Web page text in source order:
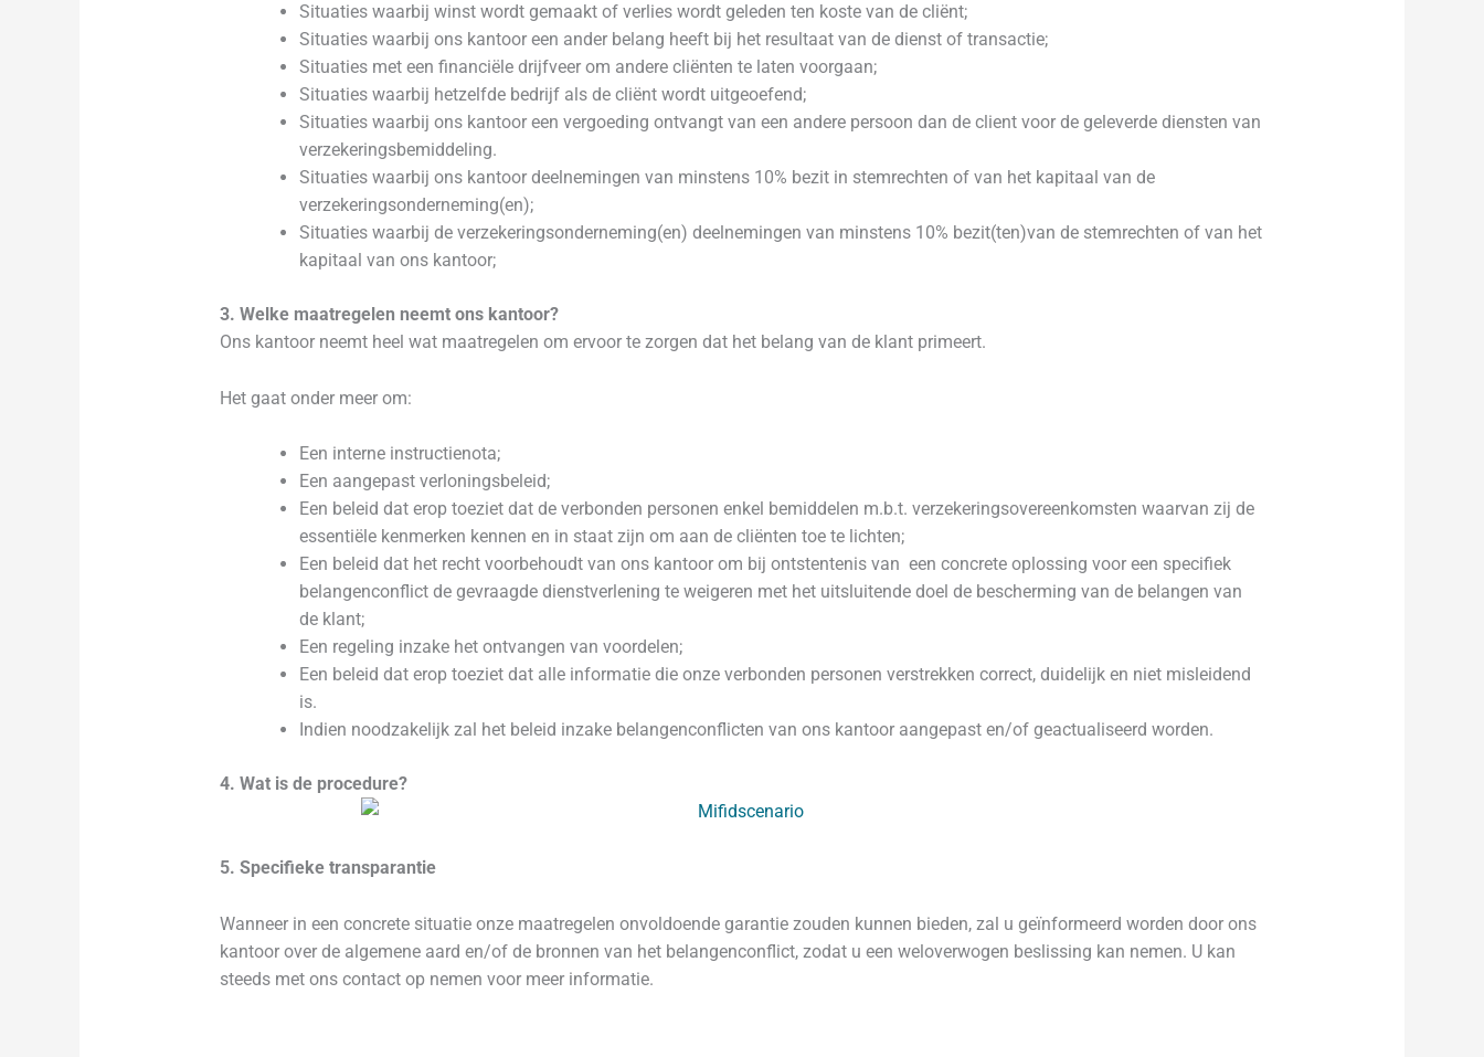
Situaties waarbij winst wordt gemaakt of verlies wordt geleden ten koste van de cliënt;
Situaties waarbij ons kantoor een ander belang heeft bij het resultaat van de dienst of transactie;
Situaties met een financiële drijfveer om andere cliënten te laten voorgaan;
Situaties waarbij hetzelfde bedrijf als de cliënt wordt uitgeoefend;
Situaties waarbij ons kantoor een vergoeding ontvangt van een andere persoon dan de client voor de geleverde diensten van
verzekeringsbemiddeling.
Situaties waarbij ons kantoor deelnemingen van minstens 10% bezit in stemrechten of van het kapitaal van de
verzekeringsonderneming(en);
Situaties waarbij de verzekeringsonderneming(en) deelnemingen van minstens 10% bezit(ten)van de stemrechten of van het
kapitaal van ons kantoor;
3. Welke maatregelen neemt ons kantoor?
Ons kantoor neemt heel wat maatregelen om ervoor te zorgen dat het belang van de klant primeert.
Het gaat onder meer om:
Een interne instructienota;
Een aangepast verloningsbeleid;
Een beleid dat erop toeziet dat de verbonden personen enkel bemiddelen m.b.t. verzekeringsovereenkomsten waarvan zij de
essentiële kenmerken kennen en in staat zijn om aan de cliënten toe te lichten;
Een beleid dat het recht voorbehoudt van ons kantoor om bij ontstentenis van een concrete oplossing voor een specifiek
belangenconflict de gevraagde dienstverlening te weigeren met het uitsluitende doel de bescherming van de belangen van
de klant;
Een regeling inzake het ontvangen van voordelen;
Een beleid dat erop toeziet dat alle informatie die onze verbonden personen verstrekken correct, duidelijk en niet misleidend
is.
Indien noodzakelijk zal het beleid inzake belangenconflicten van ons kantoor aangepast en/of geactualiseerd worden.
4. Wat is de procedure?
5. Specifieke transparantie
Wanneer in een concrete situatie onze maatregelen onvoldoende garantie zouden kunnen bieden, zal u geïnformeerd worden door ons
kantoor over de algemene aard en/of de bronnen van het belangenconflict, zodat u een weloverwogen beslissing kan nemen. U kan
steeds met ons contact op nemen voor meer informatie.